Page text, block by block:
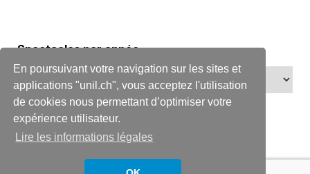
En poursuivant votre navigation sur les sites et
applications "unil.ch", vous acceptez l'utilisation
de cookies nous permettant d’optimiser votre
expérience utilisateur.
Lire les informations légales
Spectacles par année